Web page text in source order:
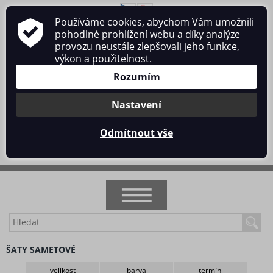
O nás Obchodní podmínky
Ochrana osobních údajů
Kontakt
Přihlásit se/Registrace
NOVINKY
ŠATY SAMETOVÉ
velikost barva termín
Používáme cookies, abychom Vám umožnili
pohodlné prohlížení webu a díky analýze
provozu neustále zlepšovali jeho funkce,
výkon a použitelnost.
Rozumím
Nastavení
Odmítnout vše